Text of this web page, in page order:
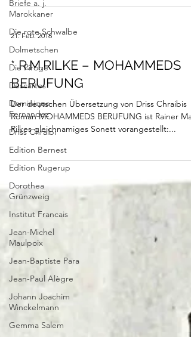
Briefe a. j.
Marokkaner
Die rote Schwalbe
Dolmetschen
Die Piroge
Descartes
Dominique
Fernandez
Driss Chraibi
Edition Bernest
Edition Rugerup
Dorothea
Grünzweig
Institut Francais
Jean-Michel
Maulpoix
Jean-Baptiste Para
Jean-Paul Alègre
Johann Joachim
Winckelmann
Gemma Salem
21. Feb. 2016
* R.M.RILKE – MOHAMMEDS
BERUFUNG
Der deutschen Übersetzung von Driss Chraibis
Roman MOHAMMEDS BERUFUNG ist Rainer
Rilkes gleichnamiges Sonett vorangestellt:...